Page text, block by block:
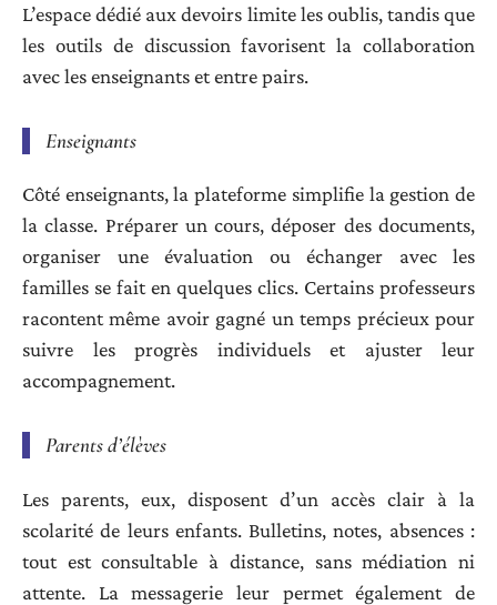
L’espace dédié aux devoirs limite les oublis, tandis que
les outils de discussion favorisent la collaboration
avec les enseignants et entre pairs.
Enseignants
Côté enseignants, la plateforme simplifie la gestion de
la classe. Préparer un cours, déposer des documents,
organiser une évaluation ou échanger avec les
familles se fait en quelques clics. Certains professeurs
racontent même avoir gagné un temps précieux pour
suivre les progrès individuels et ajuster leur
accompagnement.
Parents d’élèves
Les parents, eux, disposent d’un accès clair à la
scolarité de leurs enfants. Bulletins, notes, absences :
tout est consultable à distance, sans médiation ni
attente. La messagerie leur permet également de